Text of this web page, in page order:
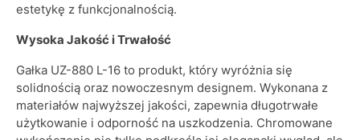
estetykę z funkcjonalnością.
Wysoka Jakość i Trwałość
Gałka UZ-880 L-16 to produkt, który wyróżnia się
solidnością oraz nowoczesnym designem. Wykonana z
materiałów najwyższej jakości, zapewnia długotrwałe
użytkowanie i odporność na uszkodzenia. Chromowane